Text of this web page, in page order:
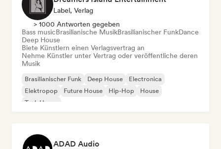
Label, Verlag
> 1000 Antworten gegeben
Bass musicBrasilianische MusikBrasilianischer FunkDance
Deep House
Biete Künstlern einen Verlagsvertrag an
Nehme Künstler unter Vertrag oder veröffentliche deren
Musik
Brasilianischer Funk Deep House
Electronica
Elektropop
Future House Hip-Hop
House
Tech House
ADAD Audio